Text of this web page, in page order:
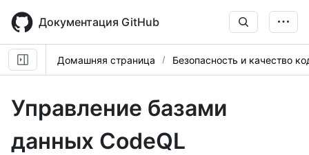
main
content
Документация GitHub
Домашняя страница Безопасность и качество
Управление базами
данных CodeQL